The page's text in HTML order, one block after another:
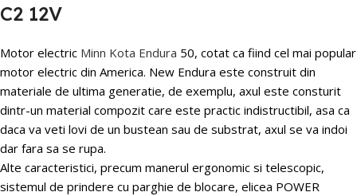
C2 12V
Motor electric Minn Kota Endura 50, cotat ca fiind cel mai popular
motor electric din America. New Endura este construit din
materiale de ultima generatie, de exemplu, axul este consturit
dintr-un material compozit care este practic indistructibil, asa ca
daca va veti lovi de un bustean sau de substrat, axul se va indoi
dar fara sa se rupa.
Alte caracteristici, precum manerul ergonomic si telescopic,
sistemul de prindere cu parghie de blocare, elicea POWER